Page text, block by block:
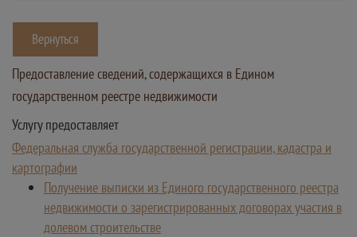
Вернуться
Предоставление сведений, содержащихся в Едином
государственном реестре недвижимости
Услугу предоставляет
Федеральная служба государственной регистрации, кадастра и
картографии
Получение выписки из Единого государственного реестра
недвижимости о зарегистрированных договорах участия в
долевом строительстве